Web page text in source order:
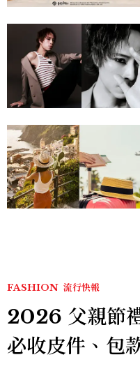
FASHION 流行快報
2026 父親節
必收皮件、包